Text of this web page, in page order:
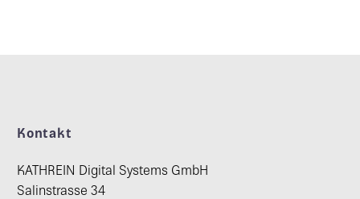
Kontakt
KATHREIN Digital Systems GmbH
Salinstrasse 34